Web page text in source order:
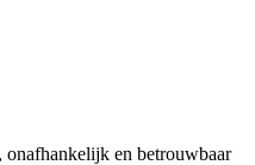
en betrouwbaar